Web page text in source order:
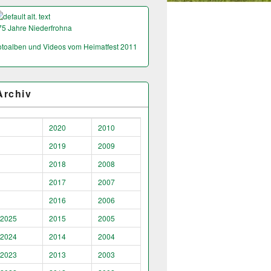
Jahre Niederfrohna
und Videos vom Heimatfest 2011
2020
2010
2019
2009
2018
2008
2017
2007
2016
2006
2025
2015
2005
2024
2014
2004
2023
2013
2003